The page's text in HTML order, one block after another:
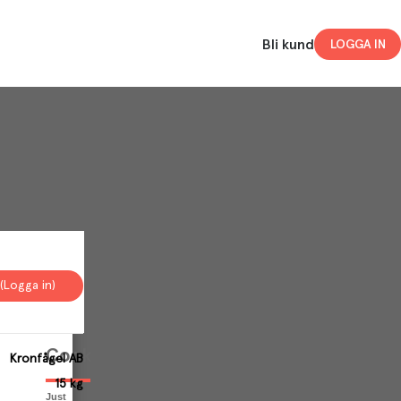
Bli kund LOGGA IN
in)
Kronfågel AB
15 kg
Cookies
Just